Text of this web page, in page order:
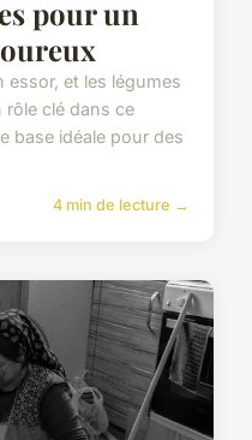
pour un
essor, et les légumes
clé dans ce
base idéale pour des
4 min de lecture →